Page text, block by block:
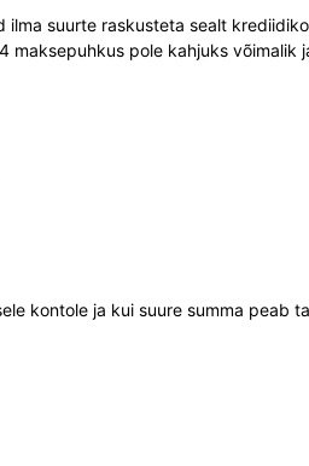
suurte raskusteta sealt
pole kahjuks võimalik
kontole ja kui suure summa peab